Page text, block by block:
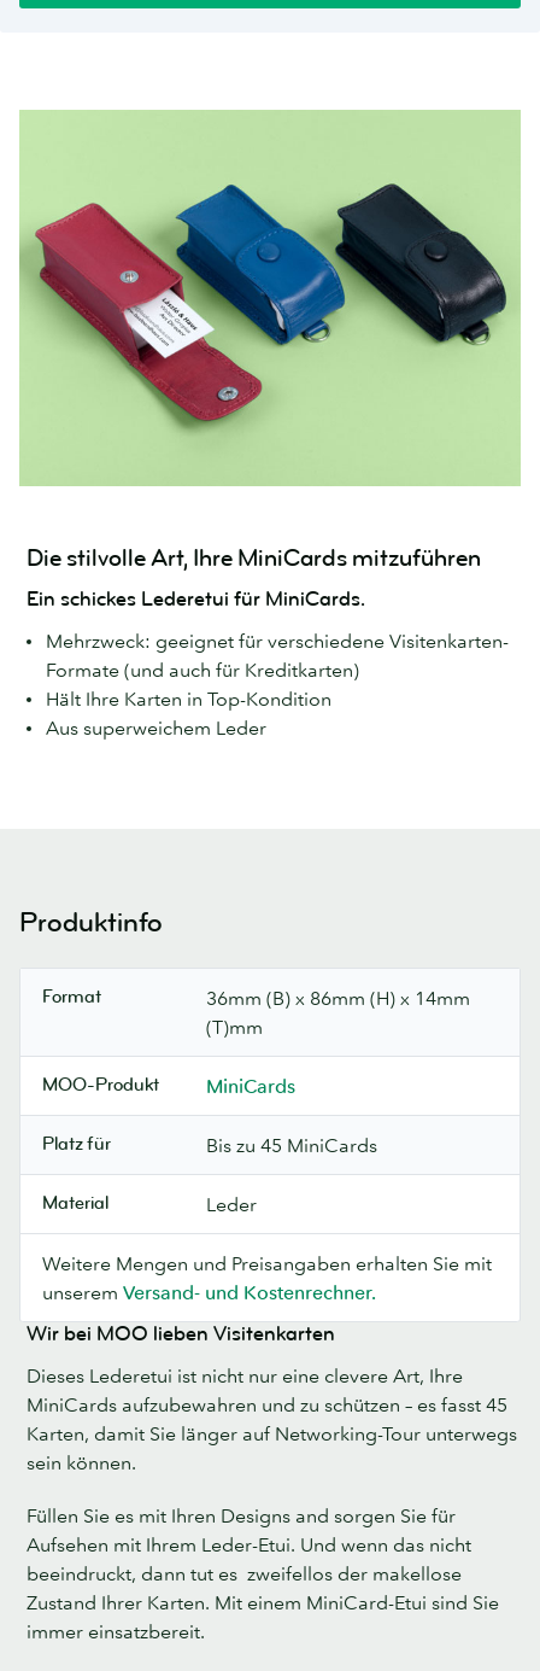
Die stilvolle Art, Ihre MiniCards mitzuführen
Ein schickes Lederetui für MiniCards.
Mehrzweck: geeignet für verschiedene Visitenkarten-
Formate (und auch für Kreditkarten)
Hält Ihre Karten in Top-Kondition
Aus superweichem Leder
Produktinfo
Format
36mm (B) x 86mm (H) x 14mm
(T)mm
MOO-Produkt MiniCards
Platz für Bis zu 45 MiniCards
Material Leder
Weitere Mengen und Preisangaben erhalten Sie mit
unserem Versand- und Kostenrechner.
Wir bei MOO lieben Visitenkarten
Dieses Lederetui ist nicht nur eine clevere Art, Ihre
MiniCards aufzubewahren und zu schützen – es fasst 45
Karten, damit Sie länger auf Networking-Tour unterwegs
sein können.
Füllen Sie es mit Ihren Designs and sorgen Sie für
Aufsehen mit Ihrem Leder-Etui. Und wenn das nicht
beeindruckt, dann tut es zweifellos der makellose
Zustand Ihrer Karten. Mit einem MiniCard-Etui sind Sie
immer einsatzbereit.